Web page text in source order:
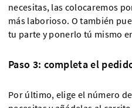
necesitas, las colocaremos
más laborioso. O también
tu parte y ponerlo tú mismo
Paso 3: completa el
Por último, elige el número